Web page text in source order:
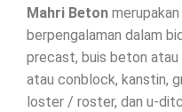
Mahri Beton
berpengalaman dalam
precast, buis beton
atau conblock, kanstin,
loster / roster, dan u-